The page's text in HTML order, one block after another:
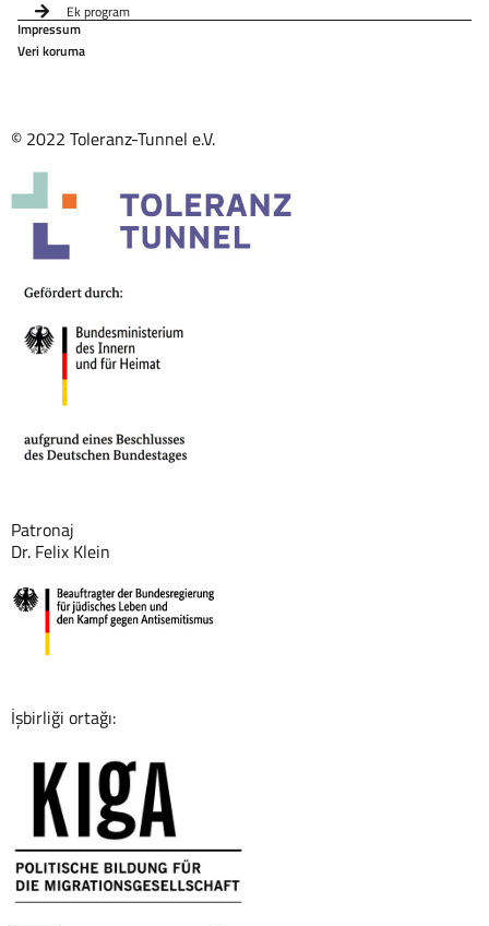
Ek program
Impressum
Veri koruma
© 2022 Toleranz-Tunnel e.V.
Patronaj
Dr. Felix Klein
İşbirliği ortağı: